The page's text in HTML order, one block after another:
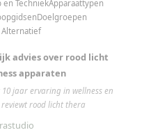
en TechniekApparaattypen
Doelgroepen
advies over rood licht
apparaten
jaar ervaring in wellness en
rood licht thera